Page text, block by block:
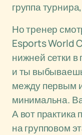
группа
Но тренер
Esports World
нижней сетки
и ты
между первым
минимальна.
А вот практика
на групповом